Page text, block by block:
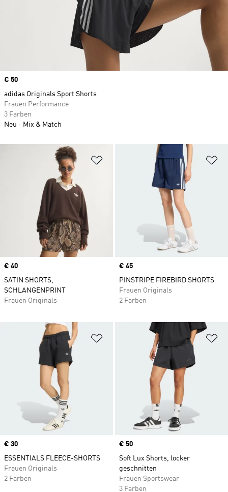
Zur Wunschliste hinzufügen
Price
€ 40
SATIN SHORTS,
SCHLANGENPRINT
Frauen Originals
Price
€ 45
PINSTRIPE FIREBIRD SHORTS
Frauen Originals
2 Farben
Zur Wunschliste hinzufügen
Price
€ 30
ESSENTIALS FLEECE-SHORTS
Frauen Originals
2 Farben
Price
€ 50
Soft Lux Shorts, locker
geschnitten
Frauen Sportswear
3 Farben
Price
€ 50
adidas Originals Sport Shorts
Frauen Performance
3 Farben
Neu
Mix & Match